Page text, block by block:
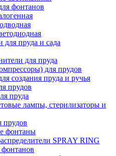
фонтанов
для пруда и сада
для пруда
для прудов
создания пруда и ручья
прудов
пруда
лампы, стерилизаторы и
прудов
фонтаны
SPRAY RING